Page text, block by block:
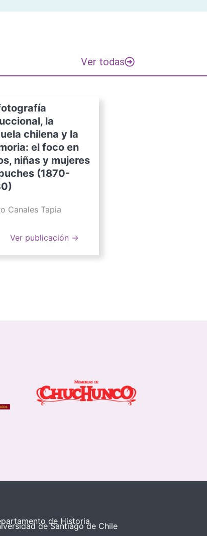
Ver todas
la
chilena y la
el foco en
niñas y mujeres
(1870-
Canales Tapia
Ver publicación →
de Historia
de Santiago de Chile